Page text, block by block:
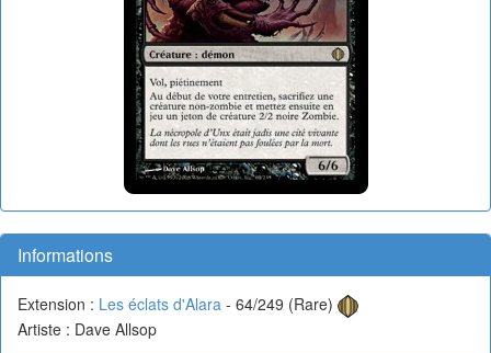
Informations
Extension : Les éclats d'Alara - 64/249 (Rare)
Artiste : Dave Allsop